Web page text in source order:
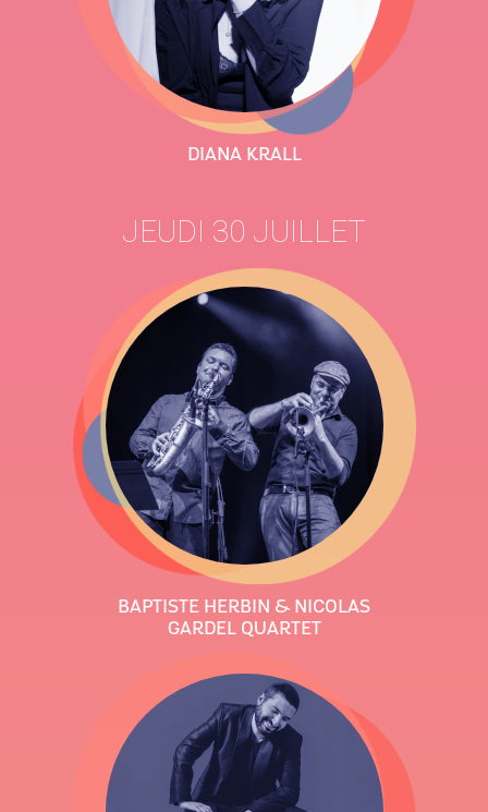
DIANA KRALL
JEUDI 30 JUILLET
BAPTISTE HERBIN & NICOLAS
GARDEL QUARTET